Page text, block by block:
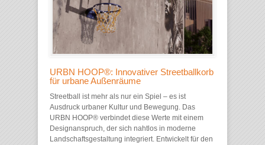
URBN HOOP®: Innovativer Streetballkorb
für urbane Außenräume
Streetball ist mehr als nur ein Spiel – es ist
Ausdruck urbaner Kultur und Bewegung. Das
URBN HOOP® verbindet diese Werte mit einem
Designanspruch, der sich nahtlos in moderne
Landschaftsgestaltung integriert. Entwickelt für den